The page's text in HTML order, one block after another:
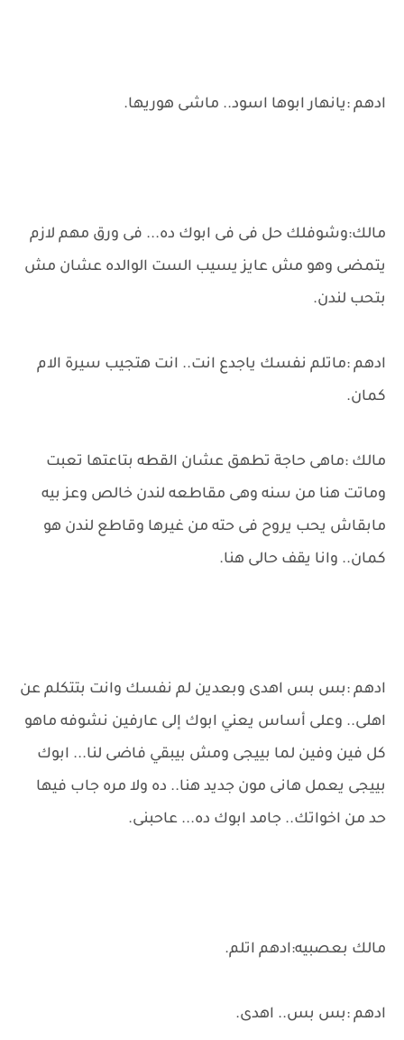
ادهم :يانهار ابوها اسود.. ماشى هوريها.
مالك:وشوفلك حل فى فى ابوك ده... فى ورق مهم لازم
يتمضى وهو مش عايز يسيب الست الوالده عشان مش
بتحب لندن.
ادهم :ماتلم نفسك ياجدع انت.. انت هتجيب سيرة الام
كمان.
مالك :ماهى حاجة تطهق عشان القطه بتاعتها تعبت
وماتت هنا من سنه وهى مقاطعه لندن خالص وعز بيه
مابقاش يحب يروح فى حته من غيرها وقاطع لندن هو
كمان.. وانا يقف حالى هنا.
ادهم :بس بس اهدى وبعدين لم نفسك وانت بتتكلم عن
اهلى.. وعلى أساس يعني ابوك إلى عارفين نشوفه ماهو
كل فين وفين لما بييجى ومش بيبقي فاضى لنا... ابوك
بييجى يعمل هانى مون جديد هنا.. ده ولا مره جاب فيها
حد من اخواتك.. جامد ابوك ده... عاحبنى.
مالك بعصبيه:ادهم اتلم.
ادهم :بس بس.. اهدى.